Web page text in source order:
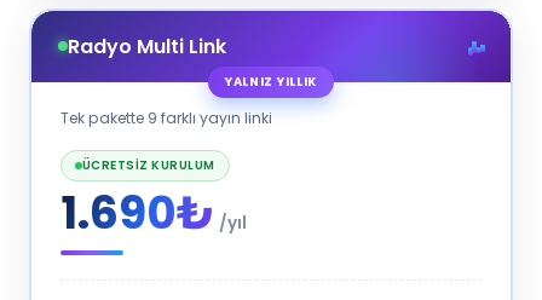
YALNIZ YILLIK
Radyo Multi Link
Tek pakette 9 farklı yayın linki
ÜCRETSIZ KURULUM
1.690₺ /yıl